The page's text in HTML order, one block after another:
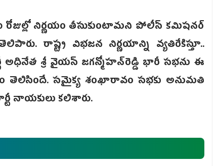
నిర్ణయం తీసుకుంటామని పోలీస్ కమిషన‌ర్‌
రాష్ట్ర విభజన నిర్ణయాన్ని వ్యతిరేకిస్తూ..
అధినేత శ్రీ వైయస్‌ జగన్మోహన్‌రెడ్డి భారీ సభను ఈ
తెలిసిందే. సమైక్య శంఖారావం సభకు అనుమతి
నాయకులు కలిశారు.